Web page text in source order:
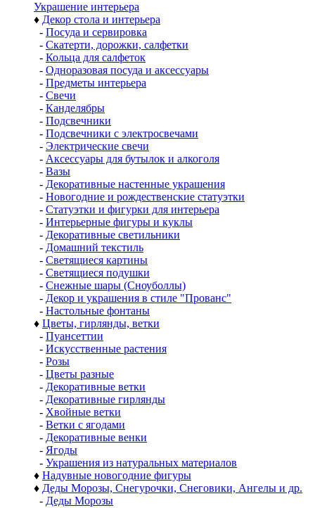
Украшение интерьера
♦ Декор стола и интерьера
- Посуда и сервировка
- Скатерти, дорожки, салфетки
- Кольца для салфеток
- Одноразовая посуда и аксессуары
- Предметы интерьера
- Свечи
- Канделябры
- Подсвечники
- Подсвечники с электросвечами
- Электрические свечи
- Аксессуары для бутылок и алкоголя
- Вазы
- Декоративные настенные украшения
- Новогодние и рождественские статуэтки
- Статуэтки и фигурки для интерьера
- Интерьерные фигуры и куклы
- Декоративные светильники
- Домашний текстиль
- Светящиеся картины
- Светящиеся подушки
- Снежные шары (Сноуболлы)
- Декор и украшения в стиле "Прованс"
- Настольные фонтаны
♦ Цветы, гирлянды, ветки
- Пуансеттии
- Искусственные растения
- Розы
- Цветы разные
- Декоративные ветки
- Декоративные гирлянды
- Хвойные ветки
- Ветки с ягодами
- Декоративные венки
- Ягоды
- Украшения из натуральных материалов
♦ Надувные новогодние фигуры
♦ Деды Морозы, Снегурочки, Снеговики, Ангелы и др.
- Деды Морозы